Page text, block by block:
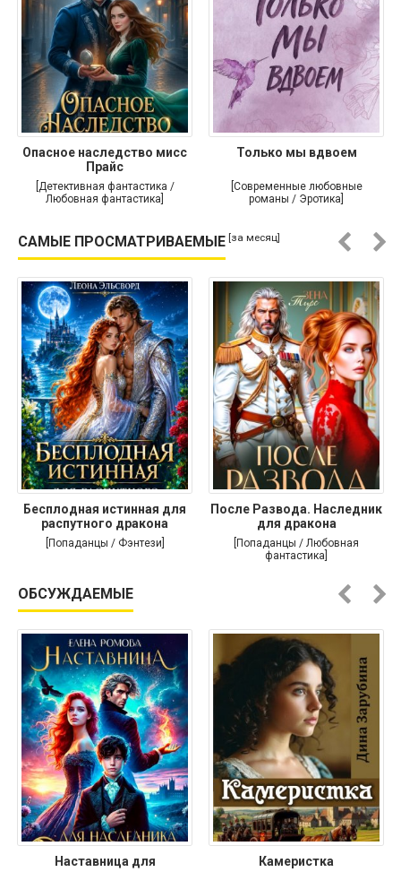
Опасное наследство мисс
Прайс
[Детективная фантастика /
Любовная фантастика]
Только мы вдвоем
[Современные любовные
романы / Эротика]
САМЫЕ ПРОСМАТРИВАЕМЫЕ [за месяц]
Бесплодная истинная для
распутного дракона
[Попаданцы / Фэнтези]
После Развода. Наследник
для дракона
[Попаданцы / Любовная
фантастика]
ОБСУЖДАЕМЫЕ
Наставница для
Камеристка